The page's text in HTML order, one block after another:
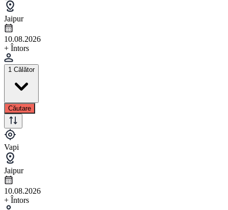
Jaipur
10.08.2026
+ Întors
1 Călător
Căutare
Vapi
Jaipur
10.08.2026
+ Întors